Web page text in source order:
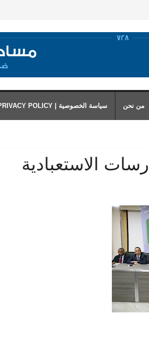
من نحن سياسة الخصوصية | PRIVACY POLICY
الاستعبادية